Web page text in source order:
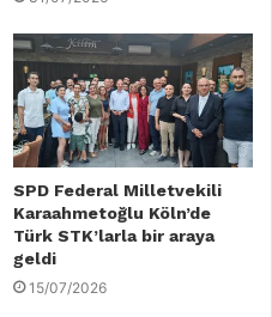
SPD Federal Milletvekili
Karaahmetoğlu Köln’de
Türk STK’larla bir araya
geldi
15/07/2026